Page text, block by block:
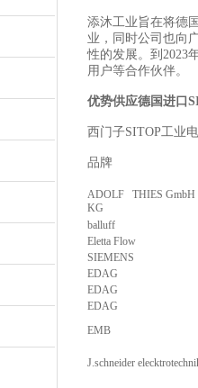
添沐工业旨在将德
业，同时公司也向
性的发展。到2023
用户等合作伙伴。
优势供应德国进口
西门子SITOP工业
品牌
ADOLF THIES GmbH
KG
balluff
Eletta Flow
SIEMENS
EDAG
EDAG
EDAG
EMB
J.schneider